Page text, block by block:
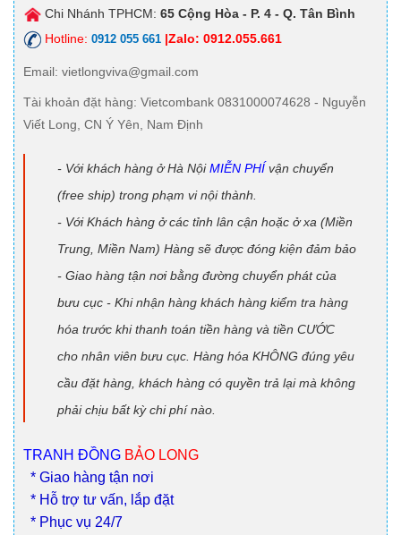
Chi Nhánh TPHCM: 65 Cộng Hòa - P. 4 - Q. Tân Bình
Hotline: 0912 055 661 |Zalo: 0912.055.661
Email: vietlongviva@gmail.com
Tài khoản đặt hàng: Vietcombank 0831000074628 - Nguyễn
Viết Long, CN Ý Yên, Nam Định
- Với khách hàng ở Hà NộiMIỄN PHÍ vận chuyển
(free ship) trong phạm vi nội thành.
- Với Khách hàng ở các tỉnh lân cận hoặc ở xa (Miền
Trung, Miền Nam) Hàng sẽ được đóng kiện đảm bảo
- Giao hàng tận nơi bằng đường chuyển phát của
bưu cục - Khi nhận hàng khách hàng kiểm tra hàng
hóa trước khi thanh toán tiền hàng và tiền CƯỚC
cho nhân viên bưu cục. Hàng hóa KHÔNG đúng yêu
cầu đặt hàng, khách hàng có quyền trả lại mà không
phải chịu bất kỳ chi phí nào.
TRANH ĐỒNG BẢO LONG
* Giao hàng tận nơi
* Hỗ trợ tư vấn, lắp đặt
* Phục vụ 24/7